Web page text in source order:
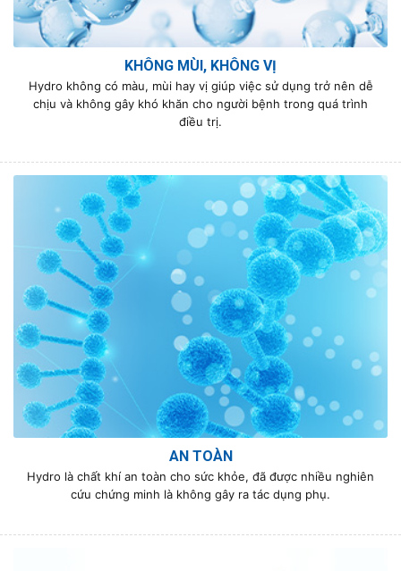
KHÔNG MÙI, KHÔNG VỊ
Hydro không có màu, mùi hay vị giúp việc sử dụng trở nên dễ
chịu và không gây khó khăn cho người bệnh trong quá trình
điều trị.
AN TOÀN
Hydro là chất khí an toàn cho sức khỏe, đã được nhiều nghiên
cứu chứng minh là không gây ra tác dụng phụ.